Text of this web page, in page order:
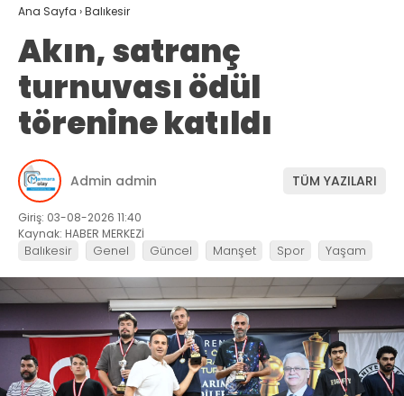
Ana Sayfa ›Balıkesir
Akın, satranç
turnuvası ödül
törenine katıldı
Admin admin TÜM YAZILARI
Giriş: 03-08-2026 11:40
Kaynak: HABER MERKEZİ
Balıkesir Genel Güncel Manşet Spor Yaşam